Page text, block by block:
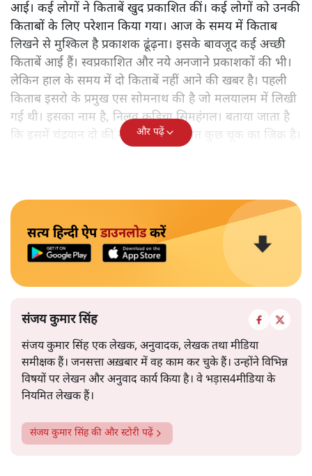
आई। कई लोगों ने किताबें खुद प्रकाशित कीं। कई लोगों को उनकी
किताबों के लिए परेशान किया गया। आज के समय में किताब
लिखने से मुश्किल है प्रकाशक ढूंढ़ना। इसके बावजूद कई अच्छी
किताबें आई हैं। स्वप्रकाशित और नये अनजाने प्रकाशकों की भी।
लेकिन हाल के समय में दो किताबें नहीं आने की खबर है। पहली
किताब इसरो के प्रमुख एस सोमनाथ की है जो मलयालम में लिखी
गई थी। इसका नाम है, निलवु कुडिचा सिमहंगल। बताया जाता है
कि इसमें चंद्रयान दो की नाकामी से संबंधित कुछ चूक का जिक्र है।
और पढ़ें
सत्य हिन्दी ऐपडाउनलोडकरें
संजय कुमार सिंह
संजय कुमार सिंह एक लेखक, अनुवादक, लेखक तथा मीडिया
समीक्षक हैं। जनसत्ता अख़बार में वह काम कर चुके हैं। उन्होंने विभिन्न
विषयों पर लेखन और अनुवाद कार्य किया है। वे भड़ास4मीडिया के
नियमित लेखक हैं।
संजय कुमार सिंहकी और स्टोरी पढ़ें